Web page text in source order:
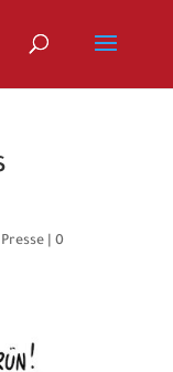
Presse| 0